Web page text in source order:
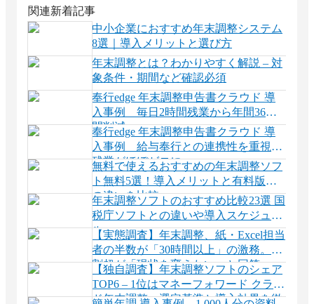
関連新着記事
中小企業におすすめ年末調整システム
8選｜導入メリットと選び方
年末調整とは？わかりやすく解説 – 対
象条件・期間など確認必須
奉行edge 年末調整申告書クラウド 導
入事例 毎日2時間残業から年間36時
間削減
奉行edge 年末調整申告書クラウド 導
入事例 給与奉行との連携性を重視
残業がほぼゼロに
無料で使えるおすすめの年末調整ソフ
ト無料5選！導入メリットと有料版と
の違いを比較
年末調整ソフトのおすすめ比較23選 国
税庁ソフトとの違いや導入スケジュー
ル【実態調査】年末調整、紙・Excel担当
者の半数が「30時間以上」の激務。8
割超が「現状を変えたい」と回答
【独自調査】年末調整ソフトのシェア
TOP6 – 1位はマネーフォワード クラウ
ド年末調整。選定基準と導入効果を徹